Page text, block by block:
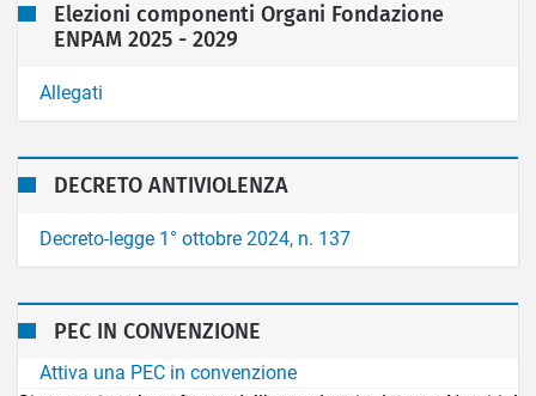
Elezioni componenti Organi Fondazione
ENPAM 2025 - 2029
Allegati
DECRETO ANTIVIOLENZA
Decreto-legge 1° ottobre 2024, n. 137
PEC IN CONVENZIONE
Attiva una PEC in convenzione